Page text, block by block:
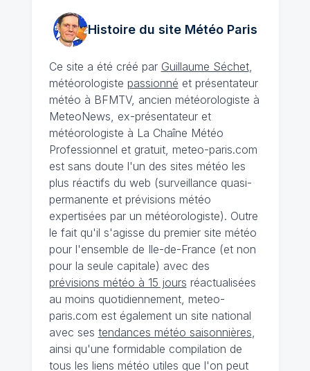
Histoire du site MétéoParis
Ce site a été créé par Guillaume Séchet,
météorologiste passionné et présentateur
météo à BFMTV, ancien météorologiste à
MeteoNews, ex-présentateur et
météorologiste à La Chaîne Météo
Professionnel et gratuit, meteo-paris.com
est sans doute l'un des sites météo les
plus réactifs du web (surveillance quasi-
permanente et prévisions météo
expertisées par un météorologiste). Outre
le fait qu'il s'agisse du premier site météo
pour l'ensemble de Ile-de-France (et non
pour la seule capitale) avec des
prévisions météo à 15 jours réactualisées
au moins quotidiennement, meteo-
paris.com est également un site national
avec ses tendances météo saisonnières
ainsi qu'une formidable compilation de
tous les liens météo utiles que l'on peut